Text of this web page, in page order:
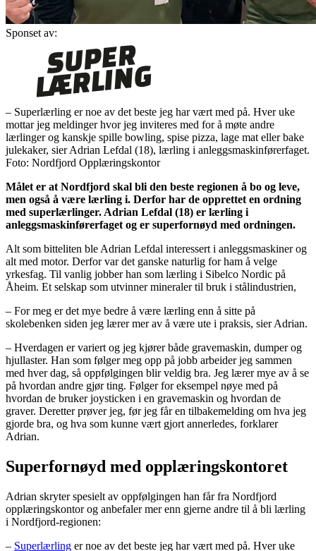
Sponset av:
– Superlærling er noe av det beste jeg har vært med på. Hver uke
mottar jeg meldinger hvor jeg inviteres med for å møte andre
lærlinger og kanskje spille bowling, spise pizza, lage mat eller bake
julekaker, sier Adrian Lefdal (18), lærling i anleggsmaskinførerfaget.
Foto: Nordfjord Opplæringskontor
Målet er at Nordfjord skal bli den beste regionen å bo og leve,
men også å være lærling i. Derfor har de opprettet en ordning
med superlærlinger. Adrian Lefdal (18) er lærling i
anleggsmaskinførerfaget og er superfornøyd med ordningen.
Alt som bitteliten ble Adrian Lefdal interessert i anleggsmaskiner og
alt med motor. Derfor var det ganske naturlig for ham å velge
yrkesfag. Til vanlig jobber han som lærling i Sibelco Nordic på
Åheim. Et selskap som utvinner mineraler til bruk i stålindustrien,
– For meg er det mye bedre å være lærling enn å sitte på
skolebenken siden jeg lærer mer av å være ute i praksis, sier Adrian.
– Hverdagen er variert og jeg kjører både gravemaskin, dumper og
hjullaster. Han som følger meg opp på jobb arbeider jeg sammen
med hver dag, så oppfølgingen blir veldig bra. Jeg lærer mye av å se
på hvordan andre gjør ting. Følger for eksempel nøye med på
hvordan de bruker joysticken i en gravemaskin og hvordan de
graver. Deretter prøver jeg, før jeg får en tilbakemelding om hva jeg
gjorde bra, og hva som kunne vært gjort annerledes, forklarer
Adrian.
Superfornøyd med opplæringskontoret
Adrian skryter spesielt av oppfølgingen han får fra Nordfjord
opplæringskontor og anbefaler mer enn gjerne andre til å bli lærling
i Nordfjord-regionen:
– Superlærling er noe av det beste jeg har vært med på. Hver uke